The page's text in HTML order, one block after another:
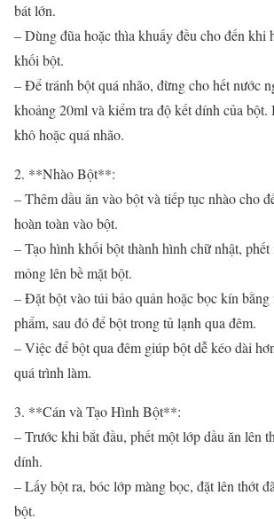
bát lớn.
– Dùng đũa hoặc thìa khuấy đều cho đến khi
khối bột.
– Để tránh bột quá nhão, đừng cho hết nước
khoảng 20ml và kiểm tra độ kết dính của bột.
khô hoặc quá nhão.
2. **Nhào Bột**:
– Thêm dầu ăn vào bột và tiếp tục nhào cho
hoàn toàn vào bột.
– Tạo hình khối bột thành hình chữ nhật, phết
mỏng lên bề mặt bột.
– Đặt bột vào túi bảo quản hoặc bọc kín bằng
phẩm, sau đó để bột trong tủ lạnh qua đêm.
– Việc để bột qua đêm giúp bột dễ kéo dài
quá trình làm.
3. **Cán và Tạo Hình Bột**:
– Trước khi bắt đầu, phết một lớp dầu ăn lên
dính.
– Lấy bột ra, bóc lớp màng bọc, đặt lên thớt
bột.